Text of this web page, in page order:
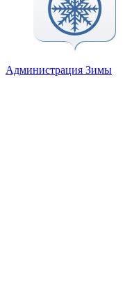
Администрация Зимы